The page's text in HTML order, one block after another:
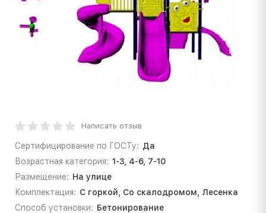
Написать отзыв
Сертифицирование по ГОСТу: Да
Возрастная категория: 1-3, 4-6, 7-10
Размещение: На улице
Комплектация: С горкой, Со скалодромом, Лесенка
Способ установки: Бетонирование